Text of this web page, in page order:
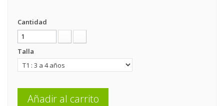
Cantidad
Talla
Añadir al carrito